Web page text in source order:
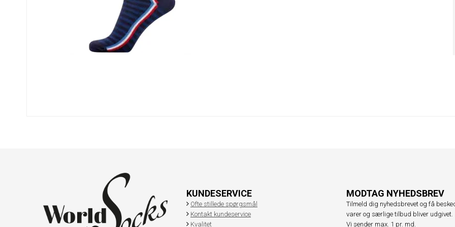
KUNDESERVICE
Ofte stillede spørgsmål
Kontakt kundeservice
Kvalitet
MODTAG NYHEDSBREV
Tilmeld dig nyhedsbrevet og få
varer og særlige tilbud bliver udgivet.
Vi sender max. 1 pr. md.